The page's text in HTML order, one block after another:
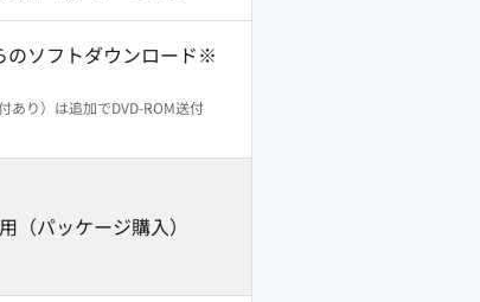
のソフトダウンロード※
あり）は追加でDVD-ROM送付
（パッケージ購入）